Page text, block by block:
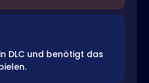
DLC und benötigt das